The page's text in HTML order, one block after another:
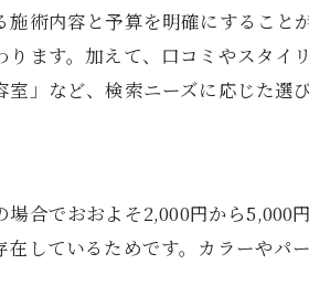
美容室の料金設定とその
カット料金を安く抑えるた
美容室料金を比較する際
術内容と予算を明確にするこ
ます。加えて、口コミやスタ
」など、検索ニーズに応じた選
合でおおよそ2,000円から
しているためです。カラーや